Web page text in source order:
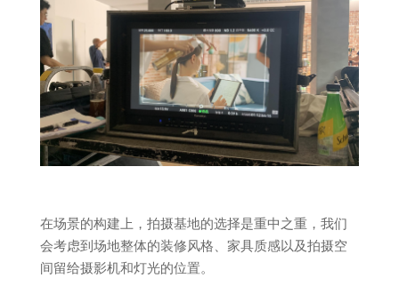
在场景的构建上，拍摄基地的选择是重中之重，我们
会考虑到场地整体的装修风格、家具质感以及拍摄空
间留给摄影机和灯光的位置。